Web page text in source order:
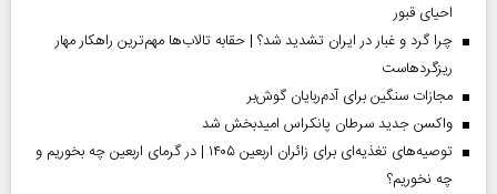
احیای قبور
چرا گرد و غبار در ایران تشدید شد؟ | حقابه تالاب‌ها مهم‌ترین راهکار مهار
ریزگردهاست
مجازات سنگین برای آدم‌ربایان گوش‌بر
واکسن جدید سرطان پانکراس امیدبخش شد
توصیه‌های تغذیه‌ای برای زائران اربعین ۱۴۰۵ | در گرمای اربعین چه بخوریم و
چه نخوریم؟